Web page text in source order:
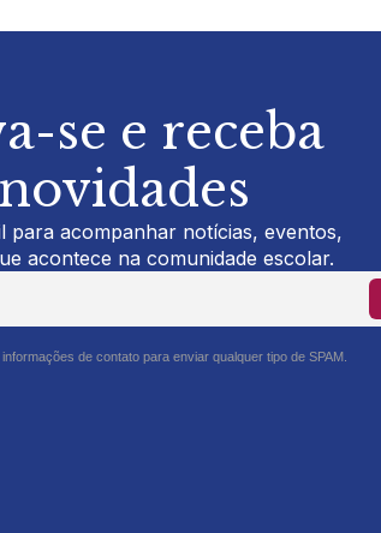
se e receba
para acompanhar notícias, eventos,
acontece na comunidade escolar.
de contato para enviar qualquer tipo de SPAM.